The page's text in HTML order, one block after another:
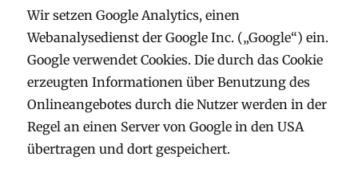
Wir setzen Google Analytics, einen
Webanalysedienst der Google Inc. („Google“) ein.
Google verwendet Cookies. Die durch das Cookie
erzeugten Informationen über Benutzung des
Onlineangebotes durch die Nutzer werden in der
Regel an einen Server von Google in den USA
übertragen und dort gespeichert.